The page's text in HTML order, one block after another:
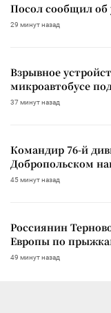
Посол сообщил об
29 минут назад
Взрывное
микроавтобусе
37 минут назад
Командир 76-й
Добропольском
45 минут назад
Россиянин
Европы по
49 минут назад